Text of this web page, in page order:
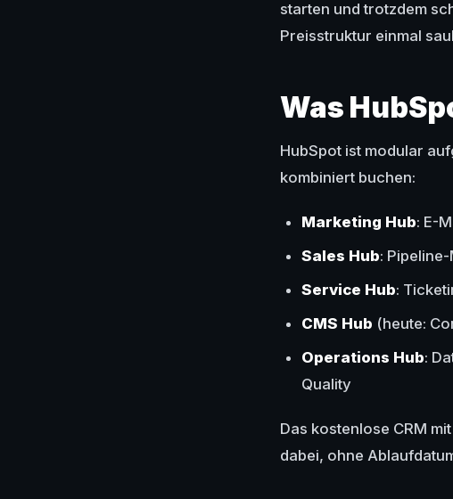
starten und trotzdem
Preisstruktur einmal
Was
HubSpot ist modular
kombiniert buchen:
Marketing Hub: E-
Sales Hub:
Service Hub:
CMS Hub (heute:
Operations Hub:
Quality
Das kostenlose CRM
dabei, ohne